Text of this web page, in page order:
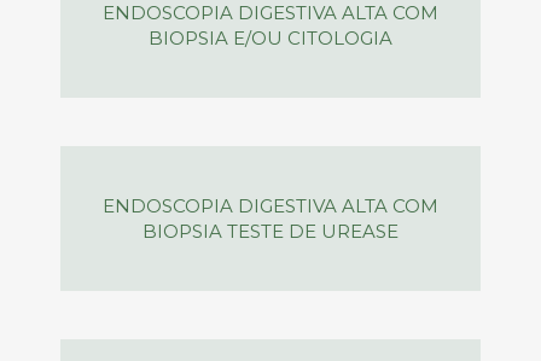
ENDOSCOPIA DIGESTIVA ALTA COM
BIOPSIA E/OU CITOLOGIA
ENDOSCOPIA DIGESTIVA ALTA COM
BIOPSIA TESTE DE UREASE